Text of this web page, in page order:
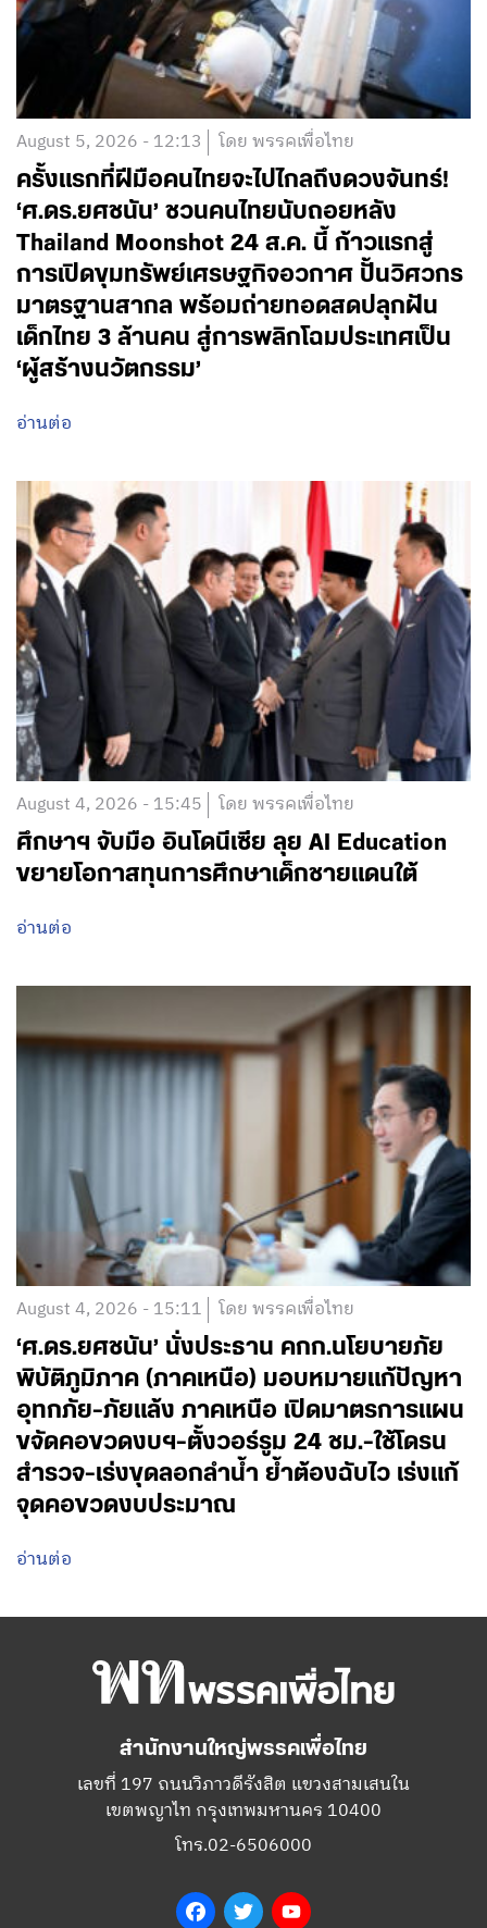
August 5, 2026 - 12:13 โดย พรรคเพื่อไทย
ครั้งแรกที่ฝีมือคนไทยจะไปไกลถึงดวงจันทร์!
‘ศ.ดร.ยศชนัน’ ชวนคนไทยนับถอยหลัง
Thailand Moonshot 24 ส.ค. นี้ ก้าวแรกสู่
การเปิดขุมทรัพย์เศรษฐกิจอวกาศ ปั้นวิศวกร
มาตรฐานสากล พร้อมถ่ายทอดสดปลุกฝัน
เด็กไทย 3 ล้านคน สู่การพลิกโฉมประเทศเป็น
‘ผู้สร้างนวัตกรรม’
อ่านต่อ
August 4, 2026 - 15:45 โดย พรรคเพื่อไทย
ศึกษาฯ จับมือ อินโดนีเซีย ลุย AI Education
ขยายโอกาสทุนการศึกษาเด็กชายแดนใต้
อ่านต่อ
August 4, 2026 - 15:11 โดย พรรคเพื่อไทย
‘ศ.ดร.ยศชนัน’ นั่งประธาน คกก.นโยบายภัย
พิบัติภูมิภาค (ภาคเหนือ) มอบหมายแก้ปัญหา
อุทกภัย-ภัยแล้ง ภาคเหนือ เปิดมาตรการแผน
ขจัดคอขวดงบฯ-ตั้งวอร์รูม 24 ชม.-ใช้โดรน
สำรวจ-เร่งขุดลอกลำน้ำ ย้ำต้องฉับไว เร่งแก้
จุดคอขวดงบประมาณ
อ่านต่อ
สำนักงานใหญ่พรรคเพื่อไทย
เลขที่ 197 ถนนวิภาวดีรังสิต แขวงสามเสนใน
เขตพญาไท กรุงเทพมหานคร 10400
โทร.02-6506000
FacebookTwitter